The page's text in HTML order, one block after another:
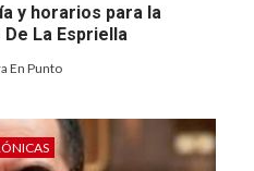
y horarios para la
La Espriella
En Punto